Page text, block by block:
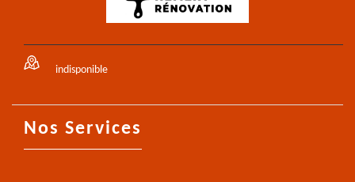
indisponible
Nos Services